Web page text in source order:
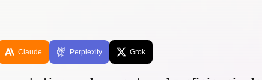
Claude Perplexity Grok